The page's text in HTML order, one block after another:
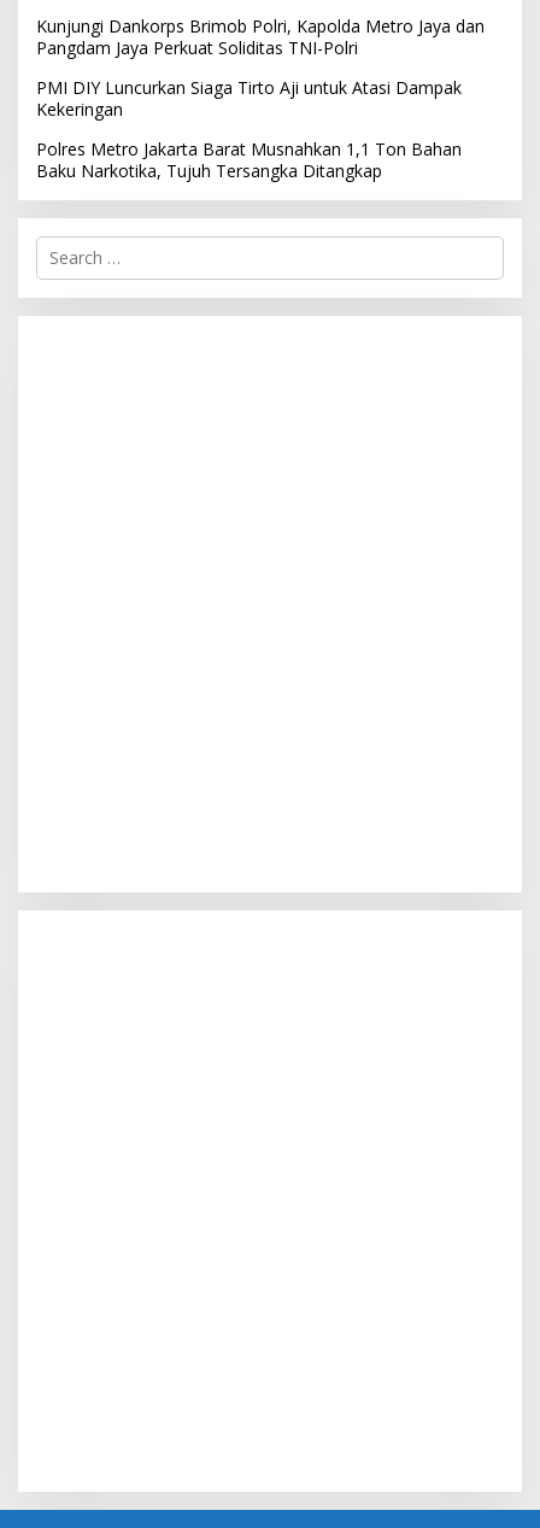
Kunjungi Dankorps Brimob Polri, Kapolda Metro Jaya dan
Pangdam Jaya Perkuat Soliditas TNI-Polri
PMI DIY Luncurkan Siaga Tirto Aji untuk Atasi Dampak
Kekeringan
Polres Metro Jakarta Barat Musnahkan 1,1 Ton Bahan
Baku Narkotika, Tujuh Tersangka Ditangkap
S
r